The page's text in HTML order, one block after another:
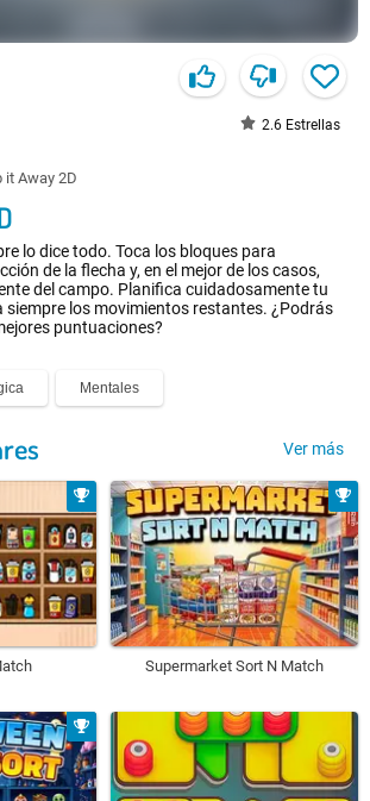
2.6 Estrellas
it Away 2D
lo dice todo. Toca los bloques para
de la flecha y, en el mejor de los casos,
del campo. Planifica cuidadosamente tu
siempre los movimientos restantes. ¿Podrás
puntuaciones?
Mentales
Ver más
Supermarket Sort N Match